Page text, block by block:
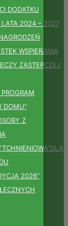
DODATKU
LATA 2024 – 2027
WSPIERANIA
ZASTĘPCZEJ
DOMU”
Z
2026”